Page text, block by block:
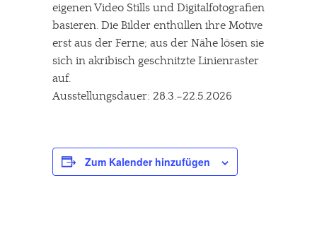
eigenen Video Stills und Digitalfotografien
basieren. Die Bilder enthüllen ihre Motive
erst aus der Ferne; aus der Nähe lösen sie
sich in akribisch geschnitzte Linienraster
auf.
Ausstellungsdauer: 28.3.–22.5.2026
Zum Kalender hinzufügen